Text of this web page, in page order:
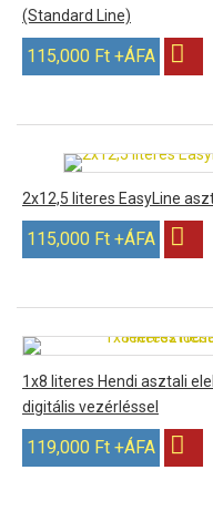
(Standard Line)
115,000 Ft +ÁFA
2x12,5 literes EasyLine
115,000 Ft +ÁFA
1x8 literes Hendi asztali
digitális vezérléssel
119,000 Ft +ÁFA